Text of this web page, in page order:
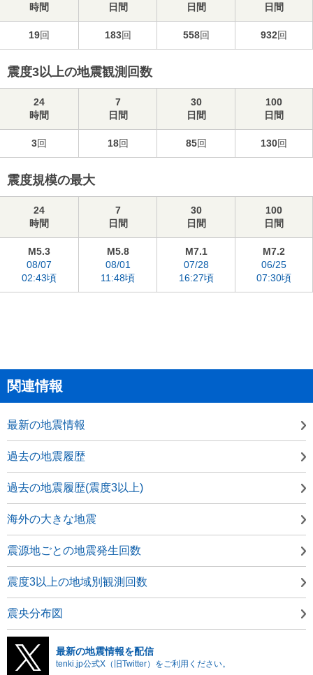
時間
日間
日間
日間
19回 183回 558回 932回
震度3以上の地震観測回数
24
時間
7
日間
30
日間
100
日間
3回 18回 85回 130回
震度規模の最大
24
時間
7
日間
30
日間
100
日間
M5.3
08/07
02:43頃
M5.8
08/01
11:48頃
M7.1
07/28
16:27頃
M7.2
06/25
07:30頃
関連情報
最新の地震情報
過去の地震履歴
過去の地震履歴(震度3以上)
海外の大きな地震
震源地ごとの地震発生回数
震度3以上の地域別観測回数
震央分布図
最新の地震情報を配信
tenki.jp公式X（旧Twitter）をご利用ください。